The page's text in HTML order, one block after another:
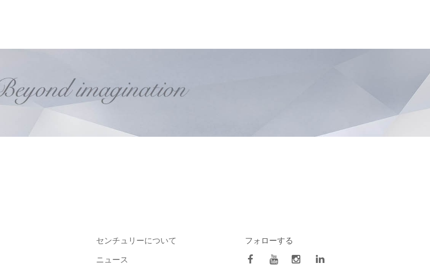
センチュリーについて
ニュース
フォローする
facebookYoutubeInstagram